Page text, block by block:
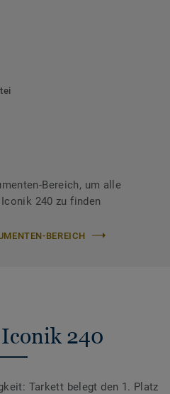
Bereich, um alle
240 zu finden
BEREICH
240
Tarkett belegt den 1. Platz